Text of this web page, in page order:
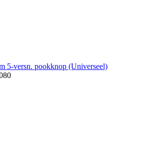
5-versn. pookknop (Universeel)